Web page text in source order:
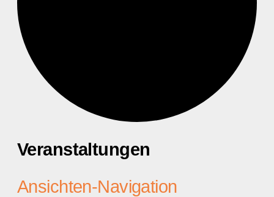
Veranstaltungen
Ansichten-Navigation